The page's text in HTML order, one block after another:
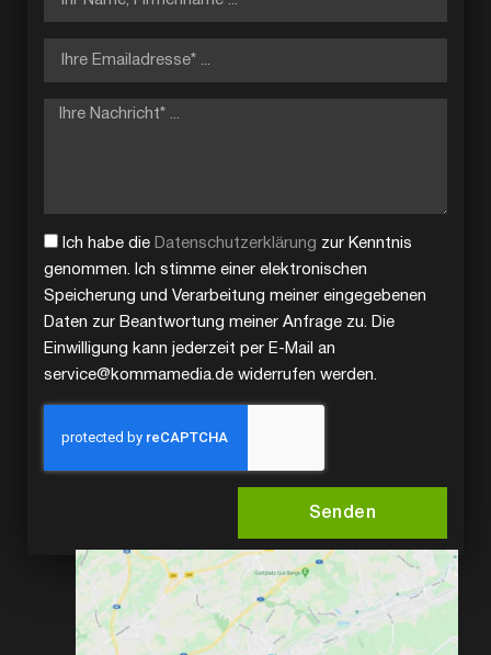
Ich habe die Datenschutzerklärung zur Kenntnis
genommen. Ich stimme einer elektronischen
Speicherung und Verarbeitung meiner eingegebenen
Daten zur Beantwortung meiner Anfrage zu. Die
Einwilligung kann jederzeit per E-Mail an
service@kommamedia.de widerrufen werden.
Senden